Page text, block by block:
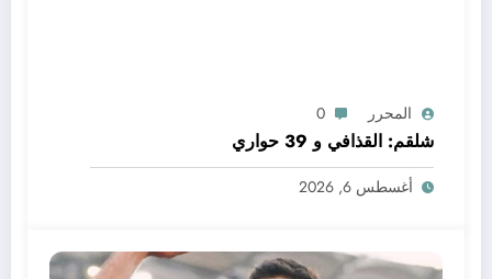
المحرر 0
شلقم: القذافي و 39 حواري
أغسطس 6, 2026